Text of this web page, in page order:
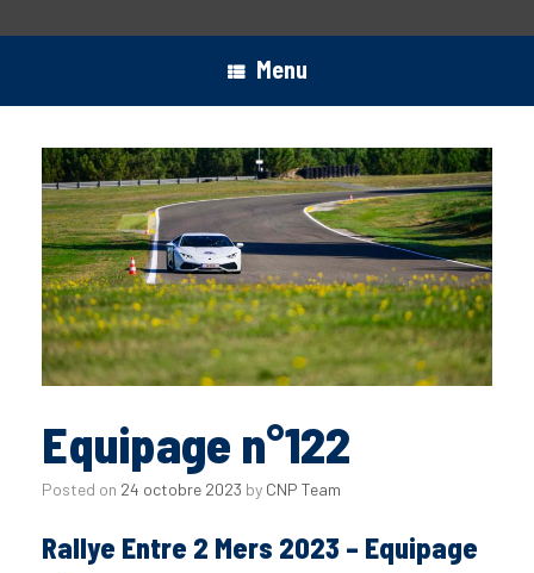
Menu
Equipage n°122
Posted on 24 octobre 2023 by CNP Team
Rallye Entre 2 Mers 2023 – Equipage